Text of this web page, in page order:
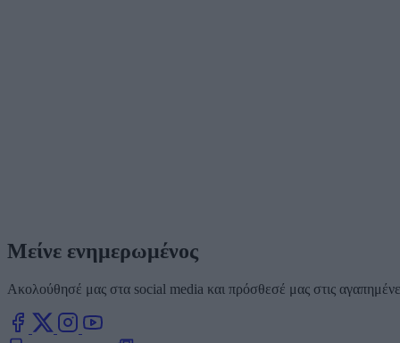
Μείνε ενημερωμένος
Ακολούθησέ μας στα social media και πρόσθεσέ μας στις